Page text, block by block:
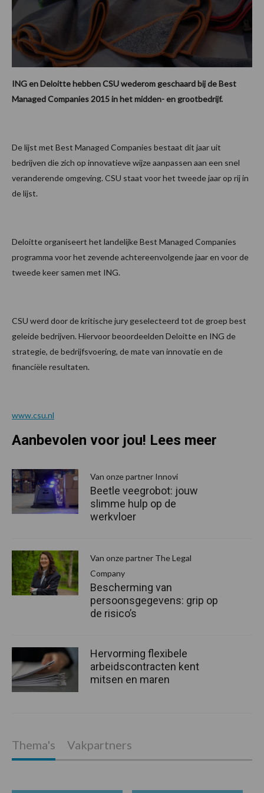
ING en Deloitte hebben CSU wederom geschaard bij de Best
Managed Companies 2015 in het midden- en grootbedrijf.
De lijst met Best Managed Companies bestaat dit jaar uit
bedrijven die zich op innovatieve wijze aanpassen aan een snel
veranderende omgeving. CSU staat voor het tweede jaar op rij in
de lijst.
Deloitte organiseert het landelijke Best Managed Companies
programma voor het zevende achtereenvolgende jaar en voor de
tweede keer samen met ING.
CSU werd door de kritische jury geselecteerd tot de groep best
geleide bedrijven. Hiervoor beoordeelden Deloitte en ING de
strategie, de bedrijfsvoering, de mate van innovatie en de
financiële resultaten.
www.csu.nl
Aanbevolen voor jou! Lees meer
Van onze partner Innovi
Beetle veegrobot: jouw
slimme hulp op de
werkvloer
Van onze partner The Legal
Company
Bescherming van
persoonsgegevens: grip op
de risico’s
Hervorming flexibele
arbeidscontracten kent
mitsen en maren
Thema's Vakpartners